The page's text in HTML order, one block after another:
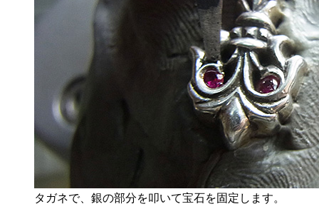
タガネで、銀の部分を叩いて宝石を固定します。